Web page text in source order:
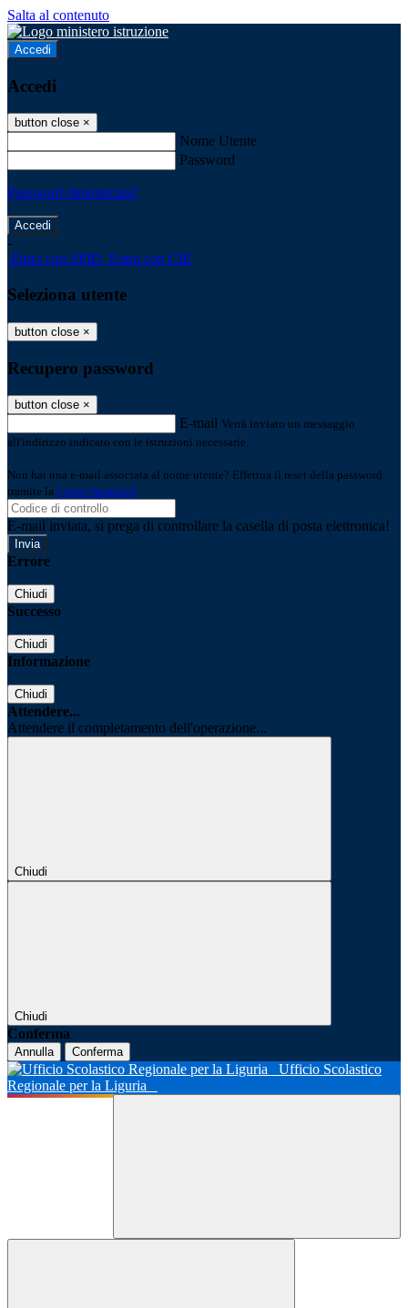
Salta al contenuto
Accedi
Accedi
button close ×
Nome Utente
Password
Password dimenticata?
-
Entra con SPID Entra con CIE
Seleziona utente
button close ×
Recupero password
button close ×
E-mail Verrà inviato un messaggio
all'indirizzo indicato con le istruzioni necessarie.
Non hai una e-mail associata al nome utente? Effettua il reset della password
tramite la Login Spaggiari
E-mail inviata, si prega di controllare la casella di posta elettronica!
Errore
Chiudi
Successo
Chiudi
Informazione
Chiudi
Attendere...
Attendere il completamento dell'operazione...
Chiudi
Chiudi
Conferma
Annulla Conferma
Ufficio Scolastico
Regionale per la Liguria